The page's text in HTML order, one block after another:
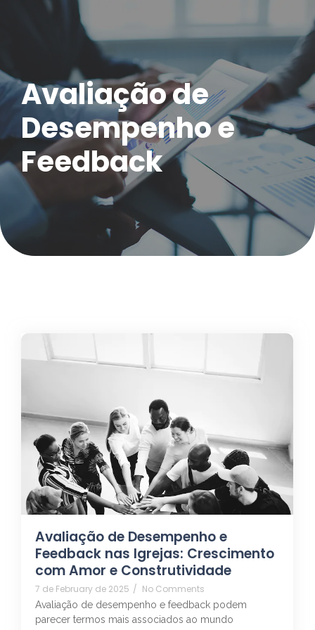
Avaliação de
Desempenho e
Feedback
Avaliação de Desempenho e
Feedback nas Igrejas: Crescimento
com Amor e Construtividade
7 de February de 2025 / No Comments
Avaliação de desempenho e feedback podem
parecer termos mais associados ao mundo